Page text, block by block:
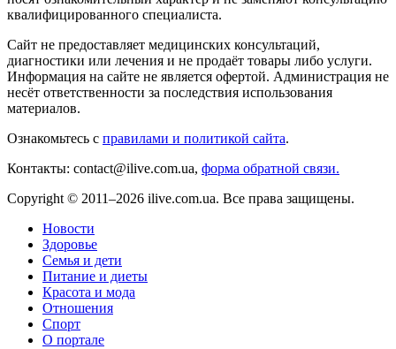
квалифицированного специалиста.
Сайт не предоставляет медицинских консультаций,
диагностики или лечения и не продаёт товары либо услуги.
Информация на сайте не является офертой. Администрация не
несёт ответственности за последствия использования
материалов.
Ознакомьтесь с правилами и политикой сайта.
Контакты: contact@ilive.com.ua, форма обратной связи.
Copyright © 2011–2026 ilive.com.ua. Все права защищены.
Новости
Здоровье
Семья и дети
Питание и диеты
Красота и мода
Отношения
Спорт
О портале